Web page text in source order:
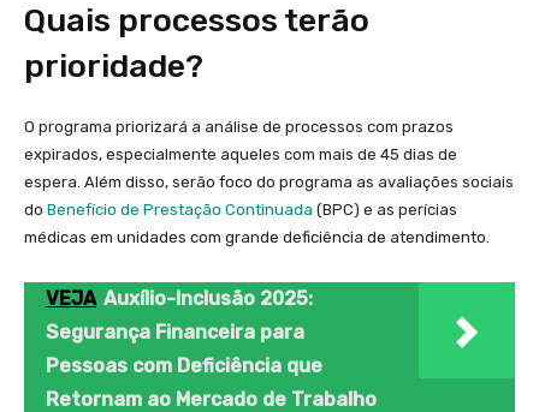
Quais processos terão
prioridade?
O programa priorizará a análise de processos com prazos
expirados, especialmente aqueles com mais de 45 dias de
espera. Além disso, serão foco do programa as avaliações sociais
do Benefício de Prestação Continuada (BPC) e as perícias
médicas em unidades com grande deficiência de atendimento.
VEJA Auxílio-Inclusão 2025:
Segurança Financeira para
Pessoas com Deficiência que
Retornam ao Mercado de Trabalho